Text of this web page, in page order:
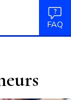
FAQ